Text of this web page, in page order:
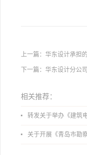
上一篇： 华东设计承担
下一篇： 华东设计分公
相关推荐：
转发关于举办《建筑电气与智能化通
关于开展《青岛市勘察设计行业从业人员行为导则》、《